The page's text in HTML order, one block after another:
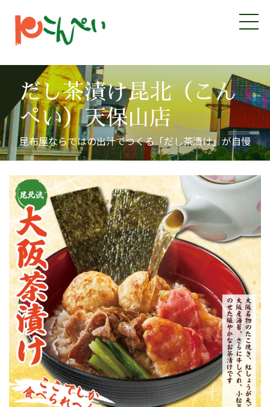
だし茶漬け昆北（こん
ぺい）天保山店
昆布屋ならではの出汁でつくる「だし茶漬け」が自慢